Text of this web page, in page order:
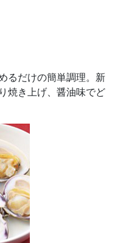
るだけの簡単調理。新
焼き上げ、醤油味でど